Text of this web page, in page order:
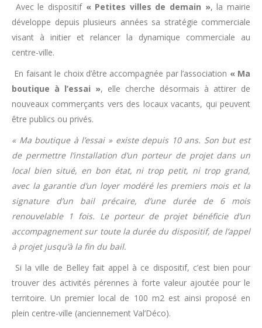
Avec le dispositif « Petites villes de demain », la mairie
développe depuis plusieurs années sa stratégie commerciale
visant à initier et relancer la dynamique commerciale au
centre-ville.
En faisant le choix d’être accompagnée par l’association « Ma
boutique à l’essai », elle cherche désormais à attirer de
nouveaux commerçants vers des locaux vacants, qui peuvent
être publics ou privés.
« Ma boutique à l’essai » existe depuis 10 ans. Son but est
de permettre l’installation d’un porteur de projet dans un
local bien situé, en bon état, ni trop petit, ni trop grand,
avec la garantie d’un loyer modéré les premiers mois et la
signature d’un bail précaire, d’une durée de 6 mois
renouvelable 1 fois. Le porteur de projet bénéficie d’un
accompagnement sur toute la durée du dispositif, de l’appel
à projet jusqu’à la fin du bail.
Si la ville de Belley fait appel à ce dispositif, c’est bien pour
trouver des activités pérennes à forte valeur ajoutée pour le
territoire. Un premier local de 100 m2 est ainsi proposé en
plein centre-ville (anciennement Val’Déco).